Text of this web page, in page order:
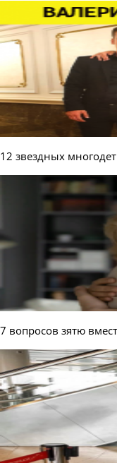
12 звездных
7 вопросов зятю